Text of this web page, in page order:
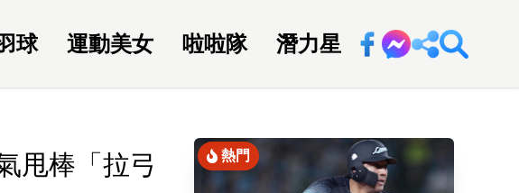
球 運動美女 啦啦隊 潛力星 回新聞網
甩棒「拉弓
熱門